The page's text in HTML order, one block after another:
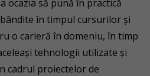
ocazia să pună în practică
în timpul cursurilor și
o carieră în domeniu, în timp
tehnologii utilizate și
cadrul proiectelor de